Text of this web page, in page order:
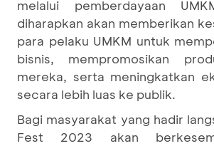
melalui pemberdayaan
diharapkan akan memberikan
para pelaku UMKM untuk
bisnis, mempromosikan
mereka, serta meningkatkan
secara lebih luas ke publik.
Bagi masyarakat yang hadir
Fest 2023 akan